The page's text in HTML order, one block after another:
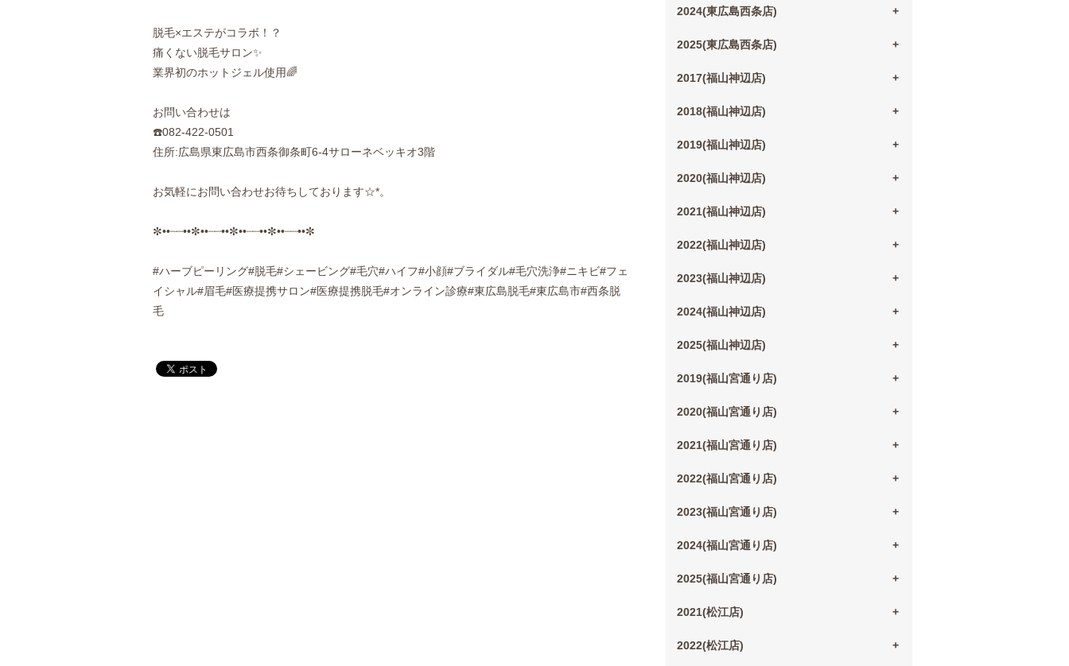
脱毛×エステがコラボ！？
痛くない脱毛サロン✨
業界初のホットジェル使用🌈
お問い合わせは
☎️082-422-0501
住所:広島県東広島市西条御条町6-4サローネベッキオ3階
お気軽にお問い合わせお待ちしております☆*。
✼••┈┈••✼••┈┈••✼••┈┈••✼••┈┈••✼
#ハーブピーリング#脱毛#シェービング#毛穴#ハイフ#小顔#ブライダル#毛穴洗浄#ニキビ#フェ
イシャル#眉毛#医療提携サロン#医療提携脱毛#オンライン診療#東広島脱毛#東広島市#西条脱
毛
2024(東広島西条店)
2025(東広島西条店)
2017(福山神辺店)
2018(福山神辺店)
2019(福山神辺店)
2020(福山神辺店)
2021(福山神辺店)
2022(福山神辺店)
2023(福山神辺店)
2024(福山神辺店)
2025(福山神辺店)
2019(福山宮通り店)
2020(福山宮通り店)
2021(福山宮通り店)
2022(福山宮通り店)
2023(福山宮通り店)
2024(福山宮通り店)
2025(福山宮通り店)
2021(松江店)
2022(松江店)